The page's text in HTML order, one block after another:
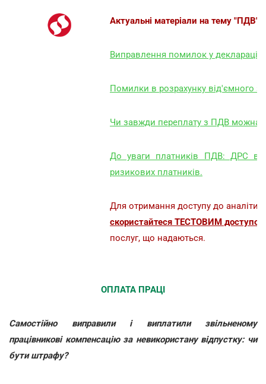
Актуальні матеріали на тему "ПДВ":
Виправлення помилок у декларації
Помилки в розрахунку від'ємного
Чи завжди переплату з ПДВ можна
До уваги платників ПДВ: ДРС
ризикових платників.
Для отримання доступу до
скористайтеся ТЕСТОВИМ доступом
послуг, що надаються.
ОПЛАТА ПРАЦІ
Самостійно виправили і виплатили звільненому
працівникові компенсацію за невикористану відпустку: чи
бути штрафу?